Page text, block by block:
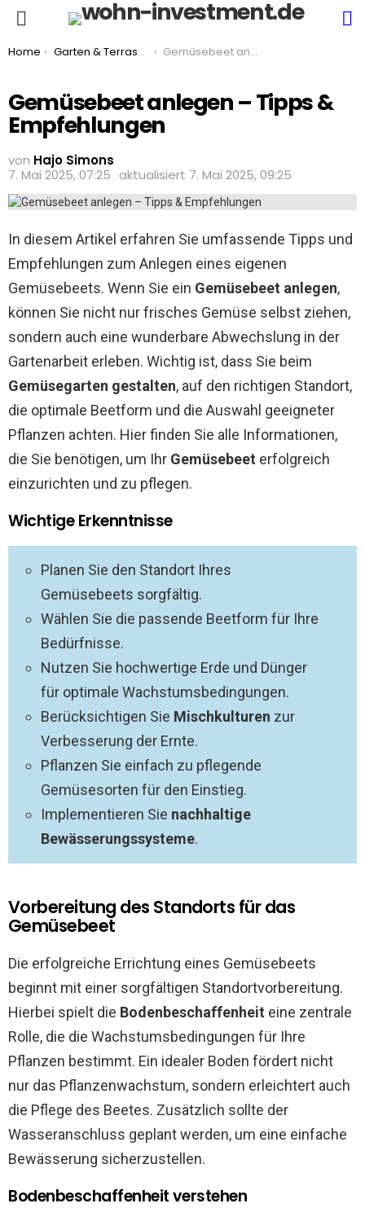
You are here:
Home Garten & Terrasse Gemüsebeet anlegen – Tipps & Empfehlungen
Gemüsebeet anlegen – Tipps &
Empfehlungen
von Hajo Simons
7. Mai 2025, 07:25 aktualisiert 7. Mai 2025, 09:25
In diesem Artikel erfahren Sie umfassende Tipps und
Empfehlungen zum Anlegen eines eigenen
Gemüsebeets. Wenn Sie ein Gemüsebeet anlegen,
können Sie nicht nur frisches Gemüse selbst ziehen,
sondern auch eine wunderbare Abwechslung in der
Gartenarbeit erleben. Wichtig ist, dass Sie beim
Gemüsegarten gestalten, auf den richtigen Standort,
die optimale Beetform und die Auswahl geeigneter
Pflanzen achten. Hier finden Sie alle Informationen,
die Sie benötigen, um Ihr Gemüsebeet erfolgreich
einzurichten und zu pflegen.
Wichtige Erkenntnisse
Planen Sie den Standort Ihres
Gemüsebeets sorgfältig.
Wählen Sie die passende Beetform für Ihre
Bedürfnisse.
Nutzen Sie hochwertige Erde und Dünger
für optimale Wachstumsbedingungen.
Berücksichtigen Sie Mischkulturen zur
Verbesserung der Ernte.
Pflanzen Sie einfach zu pflegende
Gemüsesorten für den Einstieg.
Implementieren Sie nachhaltige
Bewässerungssysteme.
Vorbereitung des Standorts für das
Gemüsebeet
Die erfolgreiche Errichtung eines Gemüsebeets
beginnt mit einer sorgfältigen Standortvorbereitung.
Hierbei spielt die Bodenbeschaffenheit eine zentrale
Rolle, die die Wachstumsbedingungen für Ihre
Pflanzen bestimmt. Ein idealer Boden fördert nicht
nur das Pflanzenwachstum, sondern erleichtert auch
die Pflege des Beetes. Zusätzlich sollte der
Wasseranschluss geplant werden, um eine einfache
Bewässerung sicherzustellen.
Bodenbeschaffenheit verstehen